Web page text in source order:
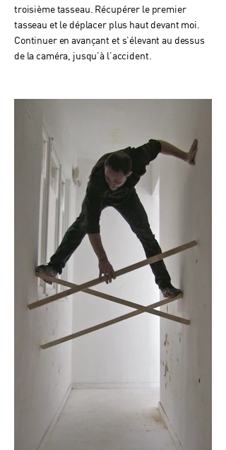
troisième tasseau. Récupérer le premier
tasseau et le déplacer plus haut devant moi.
Continuer en avançant et s’élevant au dessus
de la caméra, jusqu’à l’accident.​​